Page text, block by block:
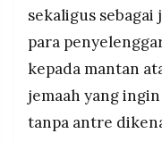
sekaligus
para
kepada mantan
jemaah yang
tanpa antre